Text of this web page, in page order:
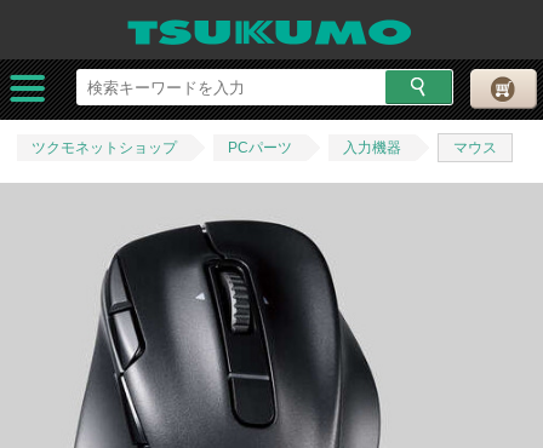
ツクモネットショップ PCパーツ 入力機器 マウス